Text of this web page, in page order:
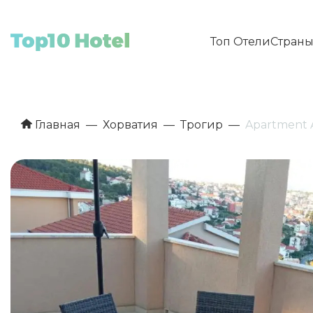
Топ ОтелиСтраны
Главная Хорватия Трогир Apartment